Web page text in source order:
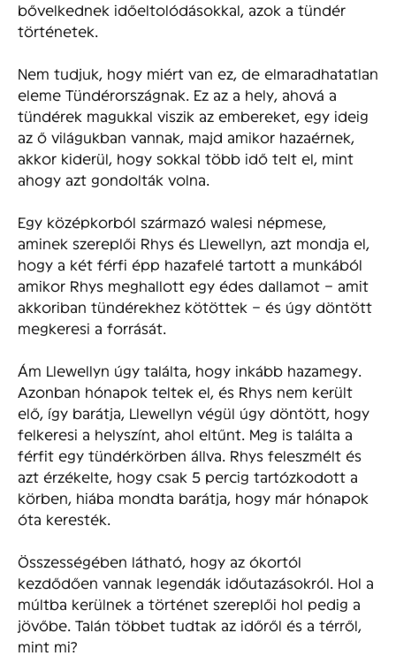
bővelkednek időeltolódásokkal, azok a tündér
történetek.
Nem tudjuk, hogy miért van ez, de elmaradhatatlan
eleme Tündérországnak. Ez az a hely, ahová a
tündérek magukkal viszik az embereket, egy ideig
az ő világukban vannak, majd amikor hazaérnek,
akkor kiderül, hogy sokkal több idő telt el, mint
ahogy azt gondolták volna.
Egy középkorból származó walesi népmese,
aminek szereplői Rhys és Llewellyn, azt mondja el,
hogy a két férfi épp hazafelé tartott a munkából
amikor Rhys meghallott egy édes dallamot – amit
akkoriban tündérekhez kötöttek – és úgy döntött
megkeresi a forrását.
Ám Llewellyn úgy találta, hogy inkább hazamegy.
Azonban hónapok teltek el, és Rhys nem került
elő, így barátja, Llewellyn végül úgy döntött, hogy
felkeresi a helyszínt, ahol eltűnt. Meg is találta a
férfit egy tündérkörben állva. Rhys feleszmélt és
azt érzékelte, hogy csak 5 percig tartózkodott a
körben, hiába mondta barátja, hogy már hónapok
óta keresték.
Összességében látható, hogy az ókortól
kezdődően vannak legendák időutazásokról. Hol a
múltba kerülnek a történet szereplői hol pedig a
jövőbe. Talán többet tudtak az időről és a térről,
mint mi?